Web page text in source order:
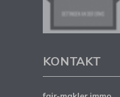
KONTAKT